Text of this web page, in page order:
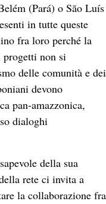
(Pará) o São Luís
in tutte queste
fra loro perché la
progetti non si
delle comunità e dei
devono
pan-amazzonica,
dialoghi
della sua
rete ci invita a
la collaborazione fra